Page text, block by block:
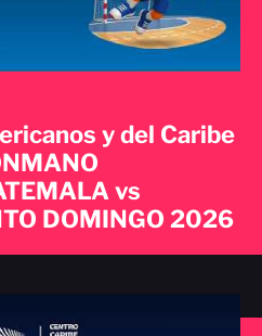
y del Caribe
vs
DOMINGO 2026